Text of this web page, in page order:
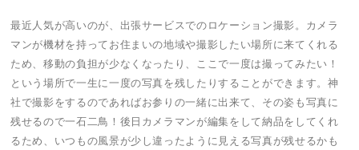
最近人気が高いのが、出張サービスでのロケーション撮影。カメラ
マンが機材を持ってお住まいの地域や撮影したい場所に来てくれる
ため、移動の負担が少なくなったり、ここで一度は撮ってみたい！
という場所で一生に一度の写真を残したりすることができます。神
社で撮影をするのであればお参りの一緒に出来て、その姿も写真に
残せるので一石二鳥！後日カメラマンが編集をして納品をしてくれ
るため、いつもの風景が少し違ったように見える写真が残せるかも